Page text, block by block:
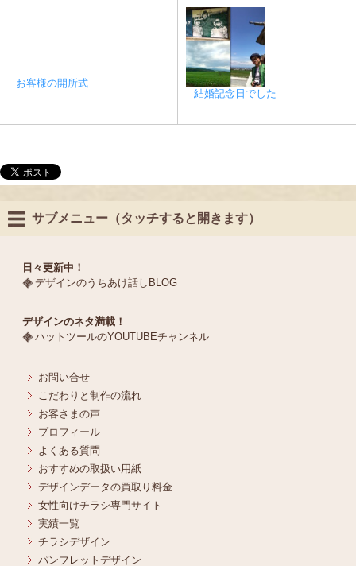
お客様の開所式
結婚記念日でした
サブメニュー（タッチすると開きます）
日々更新中！
デザインのうちあけ話しBLOG
デザインのネタ満載！
ハットツールのYOUTUBEチャンネル
お問い合せ
こだわりと制作の流れ
お客さまの声
プロフィール
よくある質問
おすすめの取扱い用紙
デザインデータの買取り料金
女性向けチラシ専門サイト
実績一覧
チラシデザイン
パンフレットデザイン